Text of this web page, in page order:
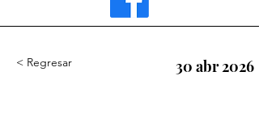
< Regresar 30 abr 2026